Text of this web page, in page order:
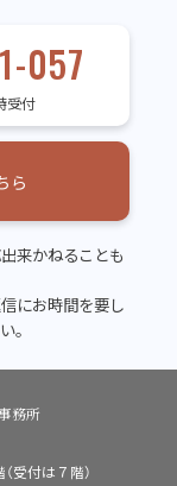
057
受付
ら
来かねることも
にお時間を要し
。
務所
受付は７階）